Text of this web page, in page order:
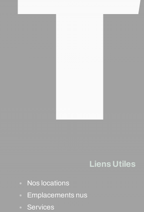
Liens Utiles
Nos locations
Emplacements nus
Services